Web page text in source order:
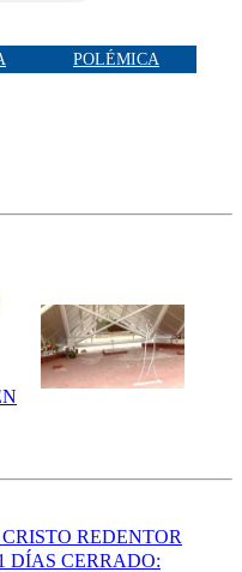
POLÉMICA
REDENTOR
DÍAS CERRADO: